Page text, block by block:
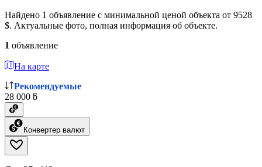
Найдено 1 объявление с минимальной ценой объекта от 9528
$. Актуальные фото, полная информация об объекте.
1 объявление
На карте
Рекомендуемые
28 000 ƃ
Конвертер валют